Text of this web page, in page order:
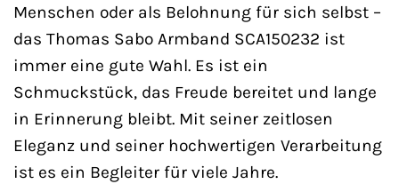
Menschen oder als Belohnung für sich selbst –
das Thomas Sabo Armband SCA150232 ist
immer eine gute Wahl. Es ist ein
Schmuckstück, das Freude bereitet und lange
in Erinnerung bleibt. Mit seiner zeitlosen
Eleganz und seiner hochwertigen Verarbeitung
ist es ein Begleiter für viele Jahre.